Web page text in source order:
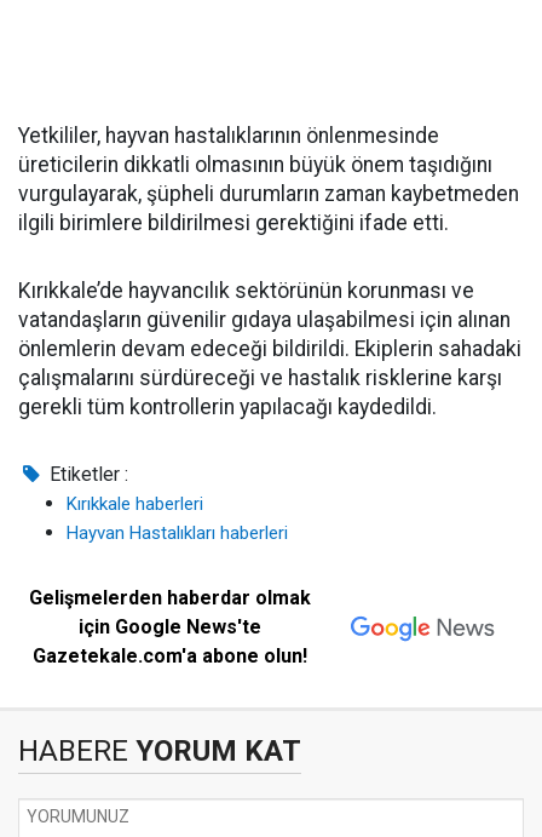
Yetkililer, hayvan hastalıklarının önlenmesinde
üreticilerin dikkatli olmasının büyük önem taşıdığını
vurgulayarak, şüpheli durumların zaman kaybetmeden
ilgili birimlere bildirilmesi gerektiğini ifade etti.
Kırıkkale’de hayvancılık sektörünün korunması ve
vatandaşların güvenilir gıdaya ulaşabilmesi için alınan
önlemlerin devam edeceği bildirildi. Ekiplerin sahadaki
çalışmalarını sürdüreceği ve hastalık risklerine karşı
gerekli tüm kontrollerin yapılacağı kaydedildi.
Etiketler :
Kırıkkale haberleri
Hayvan Hastalıkları haberleri
Gelişmelerden haberdar olmak
için Google News'te
Gazetekale.com'a abone olun!
HABERE YORUM KAT